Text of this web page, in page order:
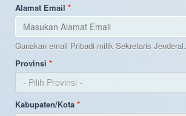
Alamat Email
Gunakan email Pribadi milik Sekretaris Jenderal.
Provinsi
- Pilih Provinsi -
Kabupaten/Kota